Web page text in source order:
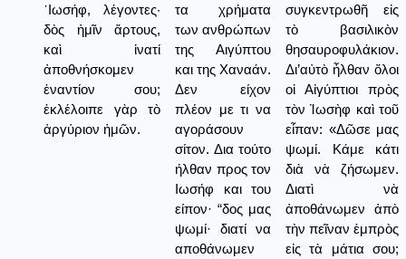
᾿Ιωσήφ, λέγοντες·
δὸς ἡμῖν ἄρτους,
καὶ ἱνατί
ἀποθνήσκομεν
ἐναντίον σου;
ἐκλέλοιπε γὰρ τὸ
ἀργύριον ἡμῶν.
τα χρήματα
των ανθρώπων
της Αιγύπτου
και της Χαναάν.
Δεν είχον
πλέον με τι να
αγοράσουν
σίτον. Δια τούτο
ήλθαν προς τον
Ιωσήφ και του
είπον· “δος μας
ψωμί· διατί να
αποθάνωμεν
συγκεντρωθῆ εἰς
τὸ βασιλικὸν
θησαυροφυλάκιον.
Δι’αὐτὸ ἦλθαν ὅλοι
οἱ Αἰγύπτιοι πρὸς
τὸν Ἰωσὴφ καὶ τοῦ
εἶπαν: «Δῶσε μας
ψωμί. Κάμε κάτι
διὰ νὰ ζήσωμεν.
Διατὶ νὰ
ἀποθάνωμεν ἀπὸ
τὴν πεῖναν ἐμπρὸς
εἰς τὰ μάτια σου;